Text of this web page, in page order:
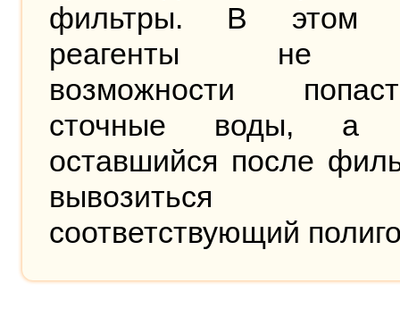
фильтры. В этом
реагенты не
возможности
сточные воды, а
оставшийся после
соответствующий